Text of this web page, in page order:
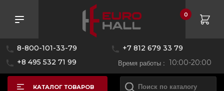
8-800-101-33-79
+7 812 679 33 79
+8 495 532 71 99
Время работы : 10:00-20:00
0
КАТАЛОГ ТОВАРОВ